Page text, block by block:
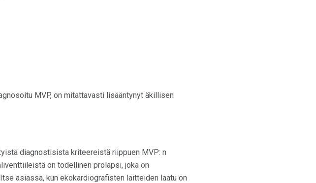
MVP, on mitattavasti lisääntynyt äkillisen
diagnostisista kriteereistä riippuen MVP: n
on todellinen prolapsi, joka on
asiassa, kun ekokardiografisten laitteiden laatu on